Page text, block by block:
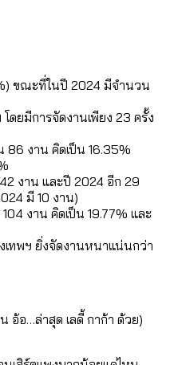
– พัทยา
ขณะที่ในปี 2024 มีจำนวน
ยมีการจัดงานเพียง 23 ครั้ง
86 งาน คิดเป็น 16.35%
งาน และปี 2024 อีก 29
มี 10 งาน)
งาน คิดเป็น 19.77% และ
เทพฯ ยิ่งจัดงานหนาแน่นกว่า
อ้อ…ล่าสุด เลดี้ กาก้า ด้วย)